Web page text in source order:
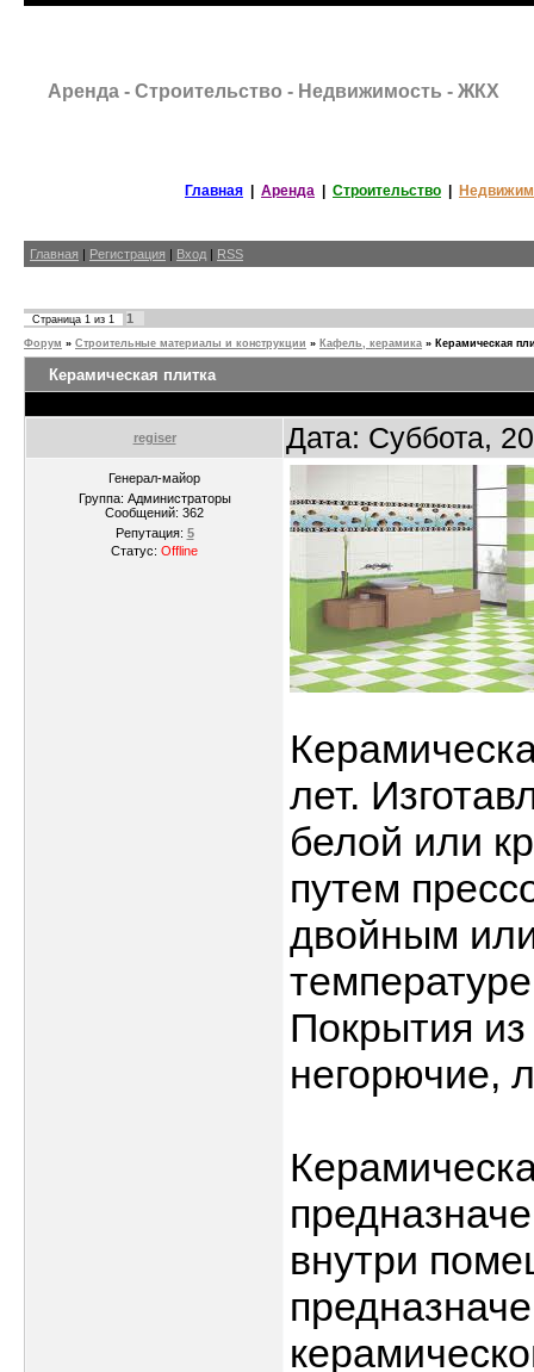
Аренда - Строительство - Недвижимость - ЖКХ
Главная Аренда Строительство
Главная Регистрация Вход RSS
Страница 1 из 1 1
Форум » Строительные материалы и конструкции » Кафель, керамика » Керамическая
Керамическая плитка
regiser Дата: Суббота,
Генерал-майор
Группа: Администраторы
Сообщений: 362
Репутация: 5
Статус: Offline
лет.
белой или
путем
двойным
Покрытия
негорючие,
внутри